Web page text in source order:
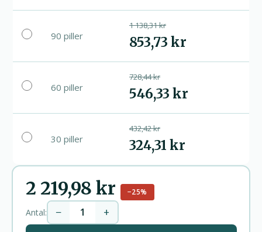
90 piller
1 138,31 kr
853,73 kr
60 piller
728,44 kr
546,33 kr
30 piller
432,42 kr
324,31 kr
2 219,98 kr −25%
Antal: − +